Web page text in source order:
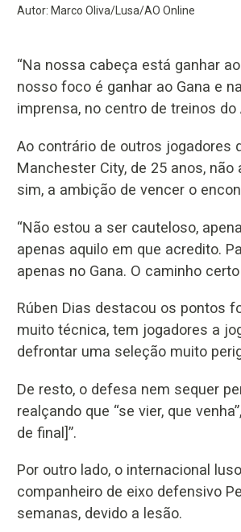
Autor: Marco Oliva/Lusa/AO Online
“Na nossa cabeça está ganhar
nosso foco é ganhar ao Gana e
imprensa, no centro de treinos do
Ao contrário de outros jogadores
Manchester City, de 25 anos,
sim, a ambição de vencer o
“Não estou a ser cauteloso,
apenas aquilo em que acredito.
apenas no Gana. O caminho
Rúben Dias destacou os pontos
muito técnica, tem jogadores a
defrontar uma seleção muito
De resto, o defesa nem sequer
realçando que “se vier, que
de final]”.
Por outro lado, o internacional
companheiro de eixo defensivo
semanas, devido a lesão.